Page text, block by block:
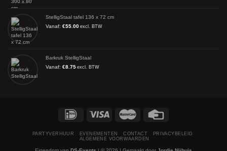
StelligStaal tafel 136 x 72 cm
Vanaf: €55.00 excl. BTW
Barkruk StelligStaal
Vanaf: €8.75 excl. BTW
PARTYVERHUUR EVENEMENTEN CONTACT
PRIVACYBELEID
ALGEMENE VOORWAARDEN